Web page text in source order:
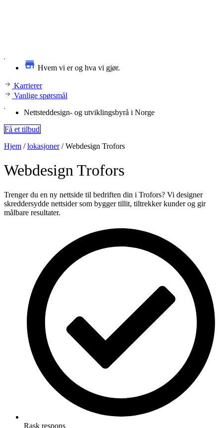
Hvem vi er og hva vi gjør.
Karrierer
Vanlige spørsmål
Nettsteddesign- og utviklingsbyrå i Norge
Få et tilbud
Hjem /lokasjoner/Webdesign Trofors
WebdesignTrofors
Trenger du en ny nettside til bedriften din i Trofors? Vi designer
skreddersydde nettsider som bygger tillit, tiltrekker kunder og gir
målbare resultater.
Rask respons